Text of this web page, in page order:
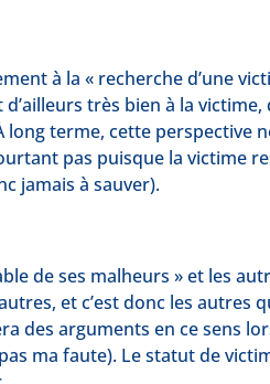
à la « recherche d’une
d’ailleurs très bien à la
long terme, cette perspective
pas puisque la victime
jamais à sauver).
de ses malheurs » et les
et c’est donc les autres
des arguments en ce sens
ma faute). Le statut de